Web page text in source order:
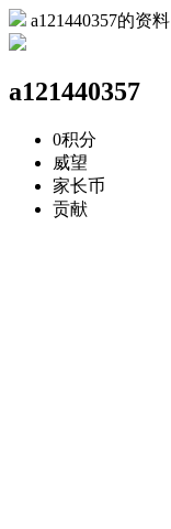
a121440357的资料
a121440357
0积分
威望
家长币
贡献